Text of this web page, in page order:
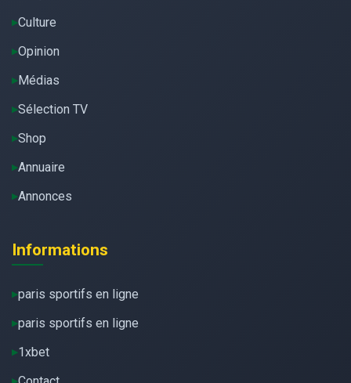
Culture
Opinion
Médias
Sélection TV
Shop
Annuaire
Annonces
Informations
paris sportifs en ligne
paris sportifs en ligne
1xbet